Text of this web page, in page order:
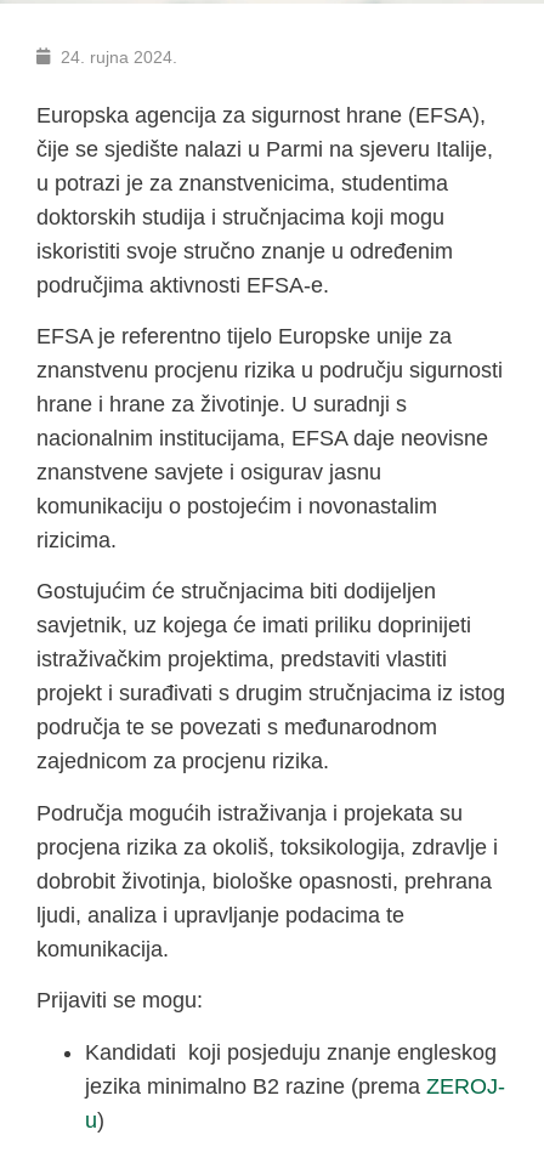
24. rujna 2024.
Europska agencija za sigurnost hrane (EFSA),
čije se sjedište nalazi u Parmi na sjeveru Italije,
u potrazi je za znanstvenicima, studentima
doktorskih studija i stručnjacima koji mogu
iskoristiti svoje stručno znanje u određenim
područjima aktivnosti EFSA-e.
EFSA je referentno tijelo Europske unije za
znanstvenu procjenu rizika u području sigurnosti
hrane i hrane za životinje. U suradnji s
nacionalnim institucijama, EFSA daje neovisne
znanstvene savjete i osigurav jasnu
komunikaciju o postojećim i novonastalim
rizicima.
Gostujućim će stručnjacima biti dodijeljen
savjetnik, uz kojega će imati priliku doprinijeti
istraživačkim projektima, predstaviti vlastiti
projekt i surađivati s drugim stručnjacima iz istog
područja te se povezati s međunarodnom
zajednicom za procjenu rizika.
Područja mogućih istraživanja i projekata su
procjena rizika za okoliš, toksikologija, zdravlje i
dobrobit životinja, biološke opasnosti, prehrana
ljudi, analiza i upravljanje podacima te
komunikacija.
Prijaviti se mogu:
Kandidati koji posjeduju znanje engleskog
jezika minimalno B2 razine (prema ZEROJ-
u)